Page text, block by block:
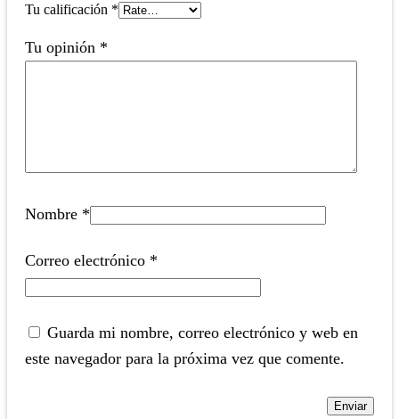
Tu calificación *
Tu opinión *
Nombre *
Correo electrónico *
Guarda mi nombre, correo electrónico y web en
este navegador para la próxima vez que comente.